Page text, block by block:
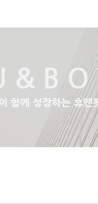
함께 성장하는 휴앤